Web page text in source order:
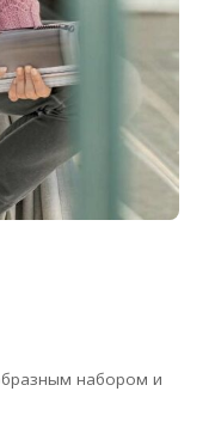
набором и